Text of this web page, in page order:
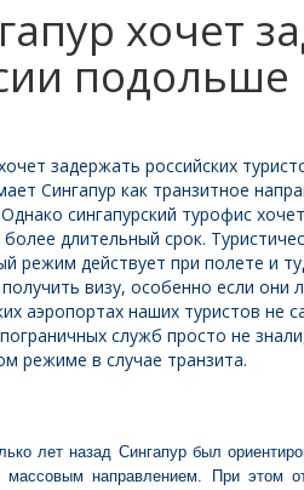
хочет
подольше
задержать российских
Сингапур как транзитное
сингапурский турофис
более длительный срок.
режим действует при полете и
визу, особенно если они
аэропортах наших туристов не
служб просто не
режиме в случае транзита.
лет назад Сингапур был
массовым направлением. При этом